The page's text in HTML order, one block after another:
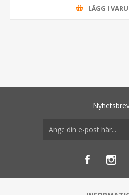
LÄGG I
Nyhetsbrev